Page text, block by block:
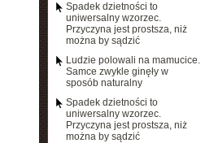
Spadek dzietności to
uniwersalny wzorzec.
Przyczyna jest prostsza, niż
można by sądzić
Ludzie polowali na mamucice.
Samce zwykle ginęły w
sposób naturalny
Spadek dzietności to
uniwersalny wzorzec.
Przyczyna jest prostsza, niż
można by sądzić